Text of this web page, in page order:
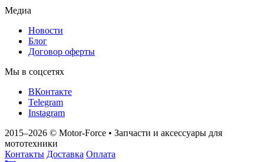
Медиа
Новости
Блог
Договор оферты
Мы в соцсетях
ВКонтакте
Telegram
Instagram
2015–2026 © Motor‑Force • Запчасти и аксессуары для
мототехники
Контакты Доставка Оплата